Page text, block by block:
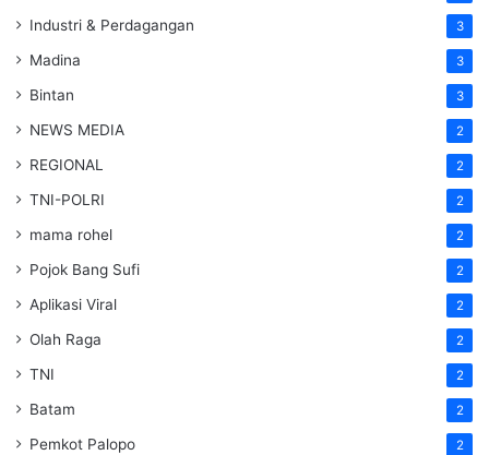
Industri & Perdagangan 3
Madina 3
Bintan 3
NEWS MEDIA 2
REGIONAL 2
TNI-POLRI 2
mama rohel 2
Pojok Bang Sufi 2
Aplikasi Viral 2
Olah Raga 2
TNI 2
Batam 2
Pemkot Palopo 2